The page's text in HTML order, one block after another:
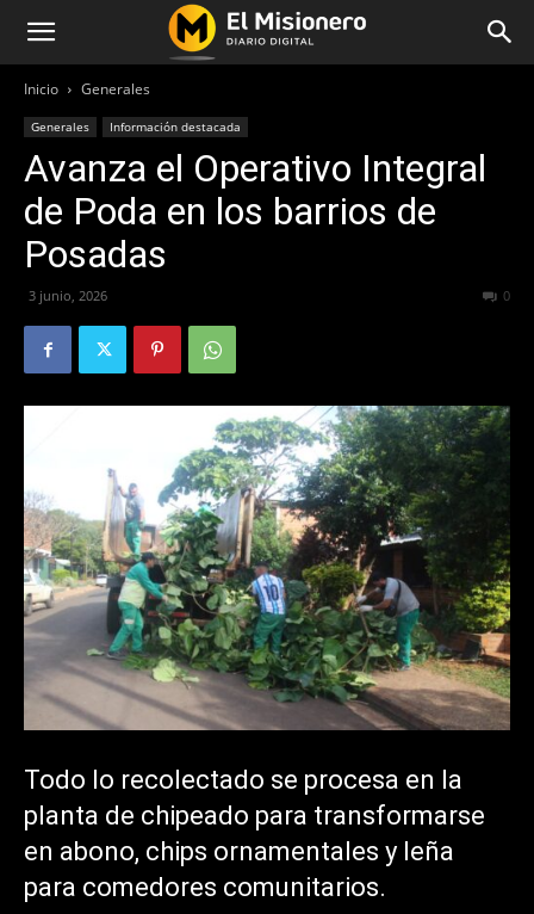
Inicio Generales
Generales Información destacada
Avanza el Operativo Integral
de Poda en los barrios de
Posadas
3 junio, 2026 0
Todo lo recolectado se procesa en la
planta de chipeado para transformarse
en abono, chips ornamentales y leña
para comedores comunitarios.